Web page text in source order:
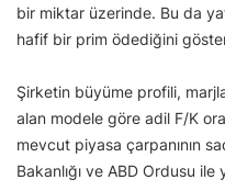
bir miktar üzerinde. Bu da
hafif bir prim ödediğini
Şirketin büyüme profili,
alan modele göre adil F/K
mevcut piyasa çarpanının
Bakanlığı ve ABD Ordusu